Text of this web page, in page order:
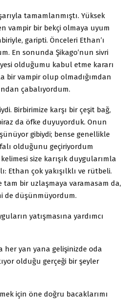
tamamlanmıştı. Yüksek
vampir bir bekçi olmaya uyum
garipti. Önceleri Ethan’ı
En sonunda Şikago’nun sivri
olduğumu kabul etme kararı
bir vampir olup olmadığımdan
çabalıyordum.
Birbirimize karşı bir çeşit bağ,
da öfke duyuyorduk. Onun
gibiydi; bense genellikle
olduğunu geçiriyordum
size karışık duygularımla
Ethan çok yakışılklı ve rütbeli.
bir uzlaşmaya varamasam da,
de düşünmüyordum.
yatışmasına yardımcı
her yan yana gelişinizde oda
olduğu gerçeği bir şeyler
için öne doğru bacaklarımı